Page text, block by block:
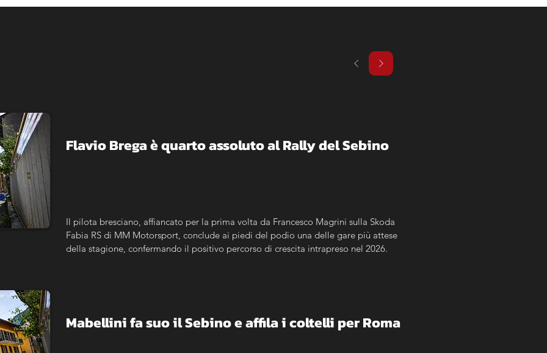
Flavio Brega è quarto assoluto al Rally del Sebino
Il pilota bresciano, affiancato per la prima volta da Francesco Magrini sulla Skoda
Fabia RS di MM Motorsport, conclude ai piedi del podio una delle gare più attese
della stagione, confermando il positivo percorso di crescita intrapreso nel 2026.
Mabellini fa suo il Sebino e affila i coltelli per Roma